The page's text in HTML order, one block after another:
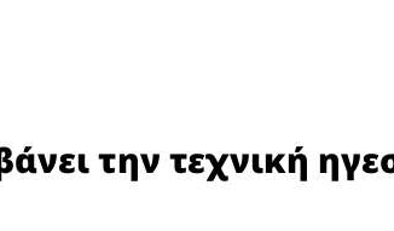
την τεχνική